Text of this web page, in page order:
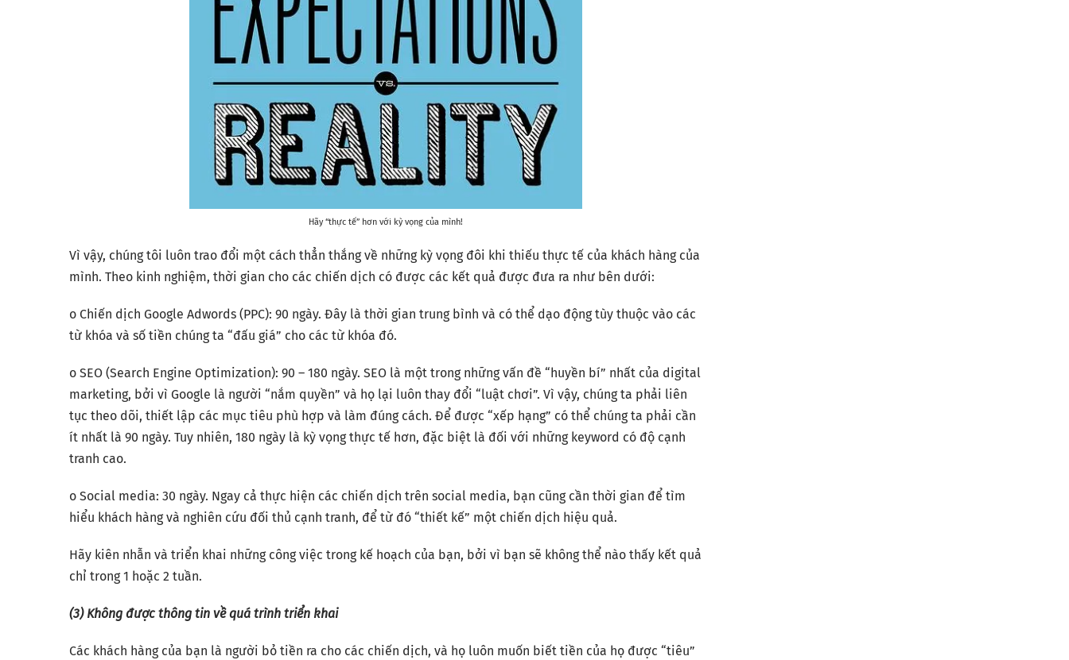
Hãy “thực tế” hơn với kỳ vọng của mình!
Vì vậy, chúng tôi luôn trao đổi một cách thẳn thắng về những kỳ vọng đôi khi thiếu thực tế của khách hàng của
mình. Theo kinh nghiệm, thời gian cho các chiến dịch có được các kết quả được đưa ra như bên dưới:
o Chiến dịch Google Adwords (PPC): 90 ngày. Đây là thời gian trung bình và có thể dạo động tùy thuộc vào các
từ khóa và số tiền chúng ta “đấu giá” cho các từ khóa đó.
o SEO (Search Engine Optimization): 90 – 180 ngày. SEO là một trong những vấn đề “huyền bí” nhất của digital
marketing, bởi vì Google là người “nắm quyền” và họ lại luôn thay đổi “luật chơi”. Vì vậy, chúng ta phải liên
tục theo dõi, thiết lập các mục tiêu phù hợp và làm đúng cách. Để được “xếp hạng” có thể chúng ta phải cần
ít nhất là 90 ngày. Tuy nhiên, 180 ngày là kỳ vọng thực tế hơn, đặc biệt là đối với những keyword có độ cạnh
tranh cao.
o Social media: 30 ngày. Ngay cả thực hiện các chiến dịch trên social media, bạn cũng cần thời gian để tìm
hiểu khách hàng và nghiên cứu đối thủ cạnh tranh, để từ đó “thiết kế” một chiến dịch hiệu quả.
Hãy kiên nhẫn và triển khai những công việc trong kế hoạch của bạn, bởi vì bạn sẽ không thể nào thấy kết quả
chỉ trong 1 hoặc 2 tuần.
(3) Không được thông tin về quá trình triển khai
Các khách hàng của bạn là người bỏ tiền ra cho các chiến dịch, và họ luôn muốn biết tiền của họ được “tiêu”